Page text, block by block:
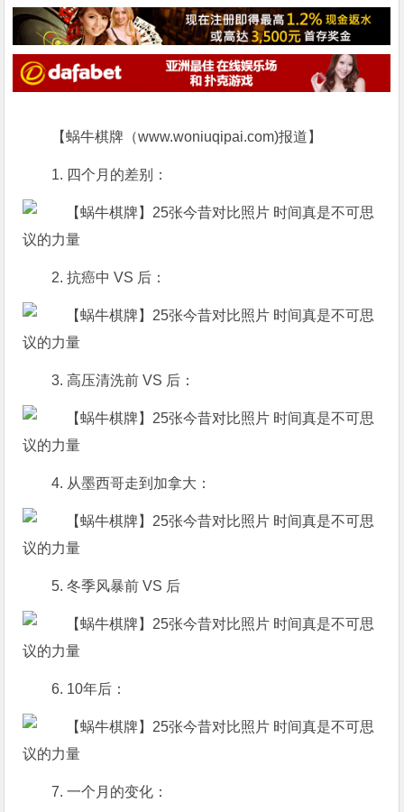
【蜗牛棋牌（www.woniuqipai.com)报道】
1. 四个月的差别：
2. 抗癌中 VS 后：
3. 高压清洗前 VS 后：
4. 从墨西哥走到加拿大：
5. 冬季风暴前 VS 后
6. 10年后：
7. 一个月的变化：